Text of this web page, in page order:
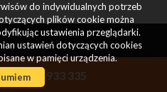
731 933 335
do indywidualnych potrzeb
plików cookie można
ustawienia przeglądarki.
ustawień dotyczących cookies
w pamięci urządzenia.